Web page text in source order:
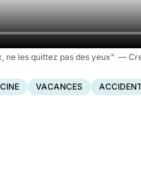
ne les quittez pas des yeux"
VACANCES